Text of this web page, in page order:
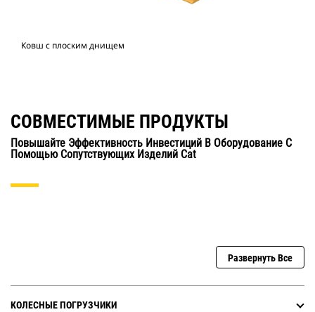
Ковш с плоским днищем
СОВМЕСТИМЫЕ ПРОДУКТЫ
Повышайте Эффективность Инвестиций В Оборудование С
Помощью Сопутствующих Изделий Cat
Развернуть Все
КОЛЕСНЫЕ ПОГРУЗЧИКИ